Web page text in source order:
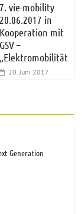
7. vie-mobility
20.06.2017 in
Kooperation mit
GSV –
„Elektromobilität
20. Juni 2017
Generation